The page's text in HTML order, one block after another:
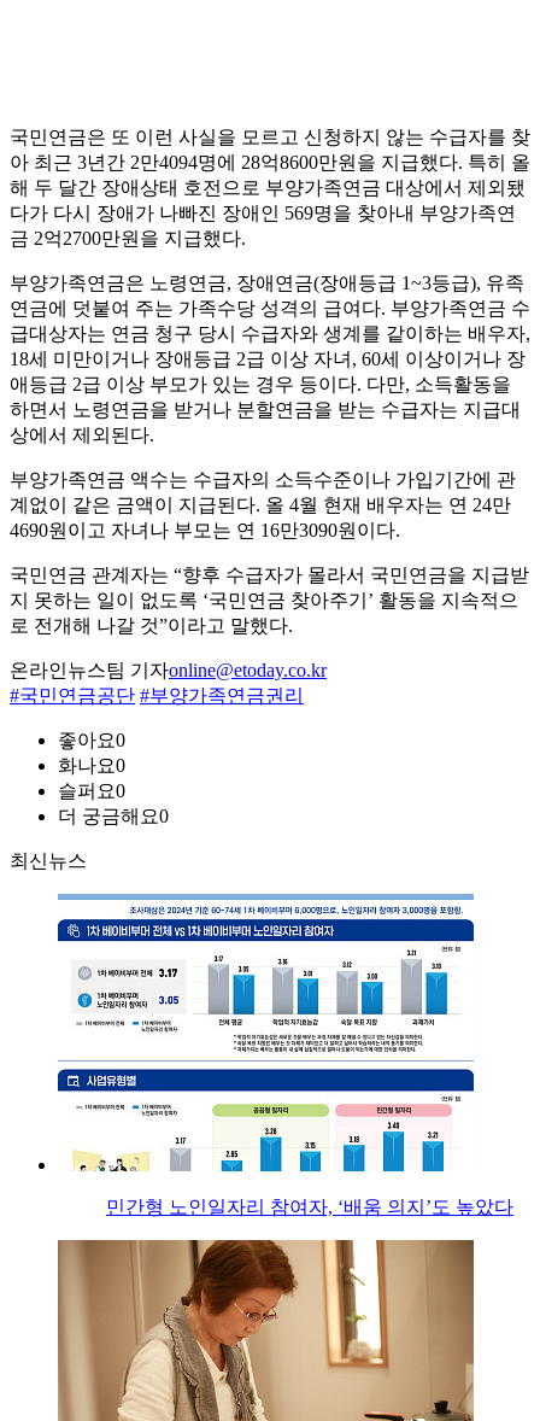
국민연금은 또 이런 사실을 모르고 신청하지 않는 수급자를 찾
아 최근 3년간 2만4094명에 28억8600만원을 지급했다. 특히 올
해 두 달간 장애상태 호전으로 부양가족연금 대상에서 제외됐
다가 다시 장애가 나빠진 장애인 569명을 찾아내 부양가족연
금 2억2700만원을 지급했다.
부양가족연금은 노령연금, 장애연금(장애등급 1~3등급), 유족
연금에 덧붙여 주는 가족수당 성격의 급여다. 부양가족연금 수
급대상자는 연금 청구 당시 수급자와 생계를 같이하는 배우자,
18세 미만이거나 장애등급 2급 이상 자녀, 60세 이상이거나 장
애등급 2급 이상 부모가 있는 경우 등이다. 다만, 소득활동을
하면서 노령연금을 받거나 분할연금을 받는 수급자는 지급대
상에서 제외된다.
부양가족연금 액수는 수급자의 소득수준이나 가입기간에 관
계없이 같은 금액이 지급된다. 올 4월 현재 배우자는 연 24만
4690원이고 자녀나 부모는 연 16만3090원이다.
국민연금 관계자는 “향후 수급자가 몰라서 국민연금을 지급받
지 못하는 일이 없도록 ‘국민연금 찾아주기’ 활동을 지속적으
로 전개해 나갈 것”이라고 말했다.
온라인뉴스팀 기자online@etoday.co.kr
#국민연금공단 #부양가족연금권리
좋아요0
화나요0
슬퍼요0
더 궁금해요0
최신뉴스
민간형 노인일자리 참여자, ‘배움 의지’도 높았다